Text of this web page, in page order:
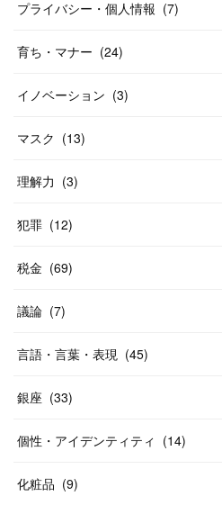
プライバシー・個人情報 (7)
育ち・マナー (24)
イノベーション (3)
マスク (13)
理解力 (3)
犯罪 (12)
税金 (69)
議論 (7)
言語・言葉・表現 (45)
銀座 (33)
個性・アイデンティティ (14)
化粧品 (9)